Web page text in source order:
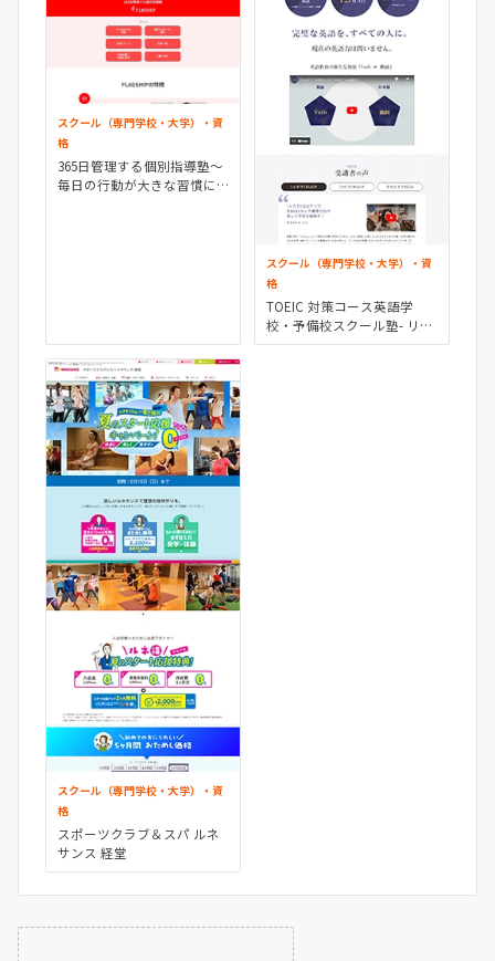
スクール（専門学校・大学）・資
格
365日管理する個別指導塾〜
毎日の行動が大きな習慣に
スクール（専門学校・大学）・資
格
TOEIC 対策コース英語学
校・予備校スクール塾- リバ
ティ
スクール（専門学校・大学）・資
格
スポーツクラブ＆スパ ルネ
サンス 経堂